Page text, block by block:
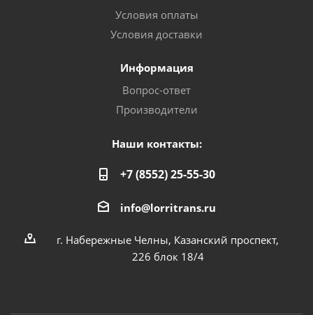
Условия оплаты
Условия доставки
Информация
Вопрос-ответ
Производители
Наши контакты:
+7 (8552) 25-55-30
info@lorritrans.ru
г. Набережные Челны, Казанский проспект,
226 блок 18/4